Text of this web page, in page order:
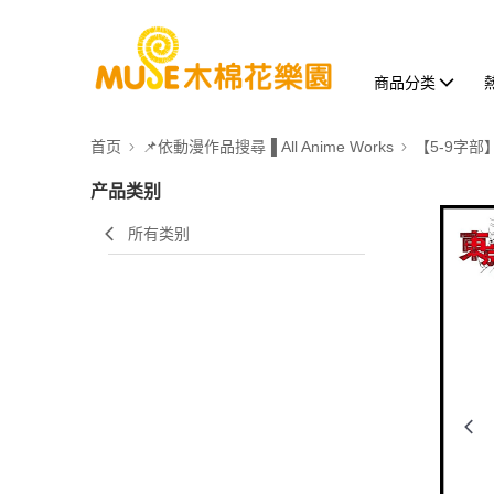
商品分类
首页 📌依動漫作品搜尋▐ All Anime Works 【5-9字部
产品类别
所有类别